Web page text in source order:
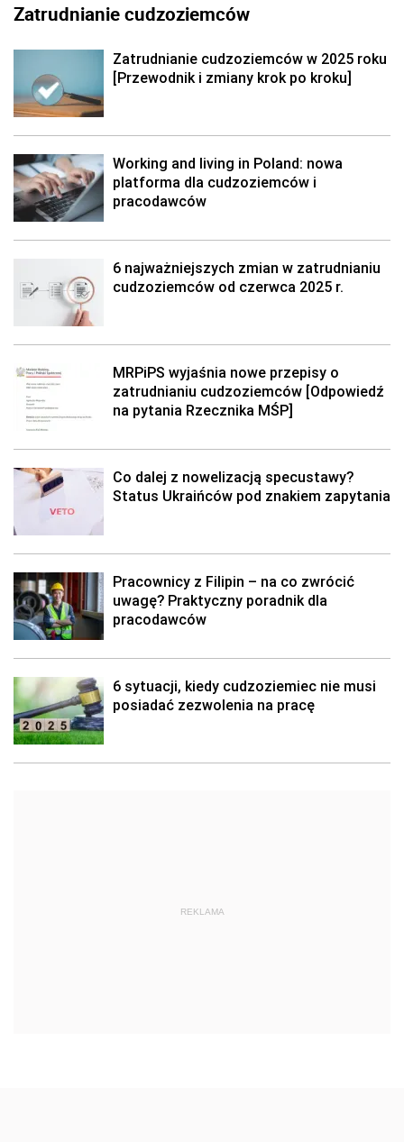
Zatrudnianie cudzoziemców
Zatrudnianie cudzoziemców w 2025 roku
[Przewodnik i zmiany krok po kroku]
Working and living in Poland: nowa
platforma dla cudzoziemców i
pracodawców
6 najważniejszych zmian w zatrudnianiu
cudzoziemców od czerwca 2025 r.
MRPiPS wyjaśnia nowe przepisy o
zatrudnianiu cudzoziemców [Odpowiedź
na pytania Rzecznika MŚP]
Co dalej z nowelizacją specustawy?
Status Ukraińców pod znakiem zapytania
Pracownicy z Filipin – na co zwrócić
uwagę? Praktyczny poradnik dla
pracodawców
6 sytuacji, kiedy cudzoziemiec nie musi
posiadać zezwolenia na pracę
REKLAMA